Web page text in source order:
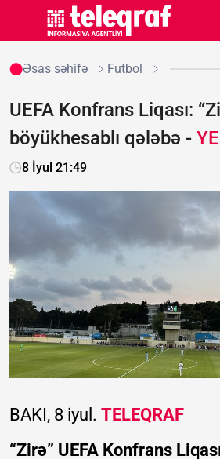
Əsas səhifə Futbol
UEFA Konfrans Liqası:
böyükhesablı qələbə -
8 İyul 21:49
BAKI, 8 iyul. TELEQRAF
“Zirə” UEFA Konfrans